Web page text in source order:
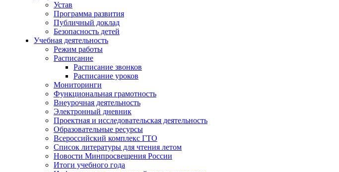
Устав
Программа развития
Публичный доклад
Безопасность детей
Учебная деятельность
Режим работы
Расписание
Расписание звонков
Расписание уроков
Мониторинги
Функциональная грамотность
Внеурочная деятельность
Электронный дневник
Проектная и исследовательская деятельность
Образовательные ресурсы
Всероссийский комплекс ГТО
Список литературы для чтения летом
Новости Минпросвещения России
Итоги учебного года